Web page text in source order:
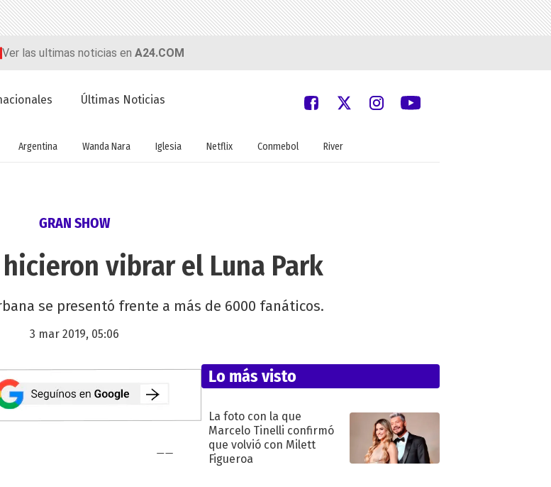
Ver las ultimas noticias en A24.COM
Últimas Noticias
Argentina Wanda Nara Iglesia Netflix Conmebol River
GRAN SHOW
vibrar el Luna Park
se presentó frente a más de 6000 fanáticos.
3 mar 2019, 05:06
Lo más visto
La foto con la que
Marcelo Tinelli confirmó
que volvió con Milett
Figueroa